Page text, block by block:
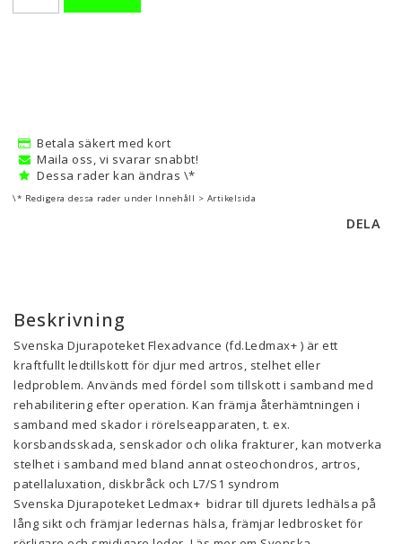
Betala säkert med kort
Maila oss, vi svarar snabbt!
Dessa rader kan ändras \*
\* Redigera dessa rader under Innehåll > Artikelsida
DELA
Beskrivning
Svenska Djurapoteket Flexadvance (fd.Ledmax+ ) är ett
kraftfullt ledtillskott för djur med artros, stelhet eller
ledproblem. Används med fördel som tillskott i samband med
rehabilitering efter operation. Kan främja återhämtningen i
samband med skador i rörelseapparaten, t. ex.
korsbandsskada, senskador och olika frakturer, kan motverka
stelhet i samband med bland annat osteochondros, artros,
patellaluxation, diskbråck och L7/S1 syndrom
Svenska Djurapoteket Ledmax+  bidrar till djurets ledhälsa på
lång sikt och främjar ledernas hälsa, främjar ledbrosket för